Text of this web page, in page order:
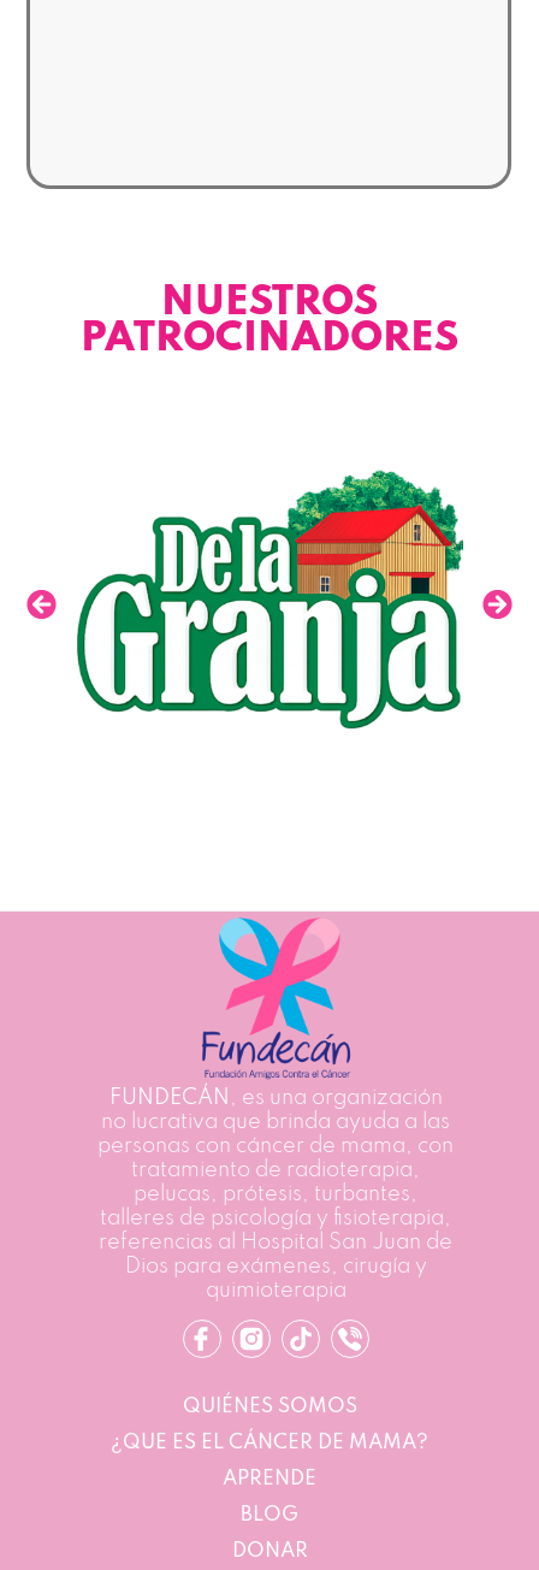
NUESTROS
PATROCINADORES
FUNDECÁN , es una organización
no lucrativa que brinda ayuda a las
personas con cáncer de mama, con
tratamiento de radioterapia,
pelucas, prótesis, turbantes,
talleres de psicología y fisioterapia,
referencias al Hospital San Juan de
Dios para exámenes, cirugía y
quimioterapia
QUIÉNES SOMOS
¿QUE ES EL CÁNCER DE MAMA?
APRENDE
BLOG
DONAR